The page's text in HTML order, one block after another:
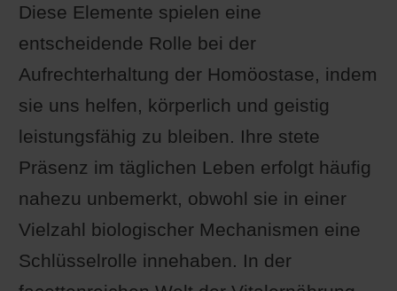
Diese Elemente spielen eine
entscheidende Rolle bei der
Aufrechterhaltung der Homöostase, indem
sie uns helfen, körperlich und geistig
leistungsfähig zu bleiben. Ihre stete
Präsenz im täglichen Leben erfolgt häufig
nahezu unbemerkt, obwohl sie in einer
Vielzahl biologischer Mechanismen eine
Schlüsselrolle innehaben. In der